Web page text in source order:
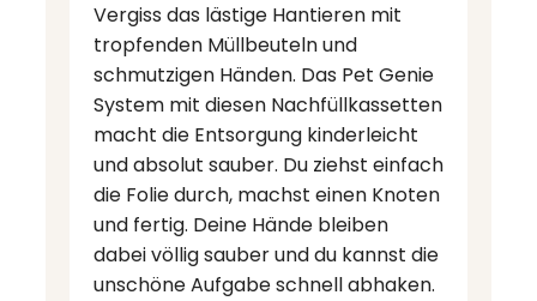
Vergiss das lästige Hantieren mit
tropfenden Müllbeuteln und
schmutzigen Händen. Das Pet Genie
System mit diesen Nachfüllkassetten
macht die Entsorgung kinderleicht
und absolut sauber. Du ziehst einfach
die Folie durch, machst einen Knoten
und fertig. Deine Hände bleiben
dabei völlig sauber und du kannst die
unschöne Aufgabe schnell abhaken.